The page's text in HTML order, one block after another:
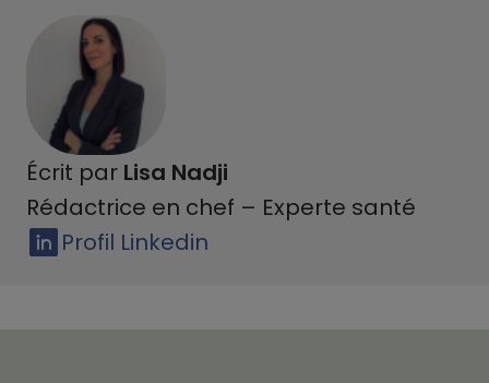
Écrit par Lisa Nadji
Rédactrice en chef – Experte santé
Profil Linkedin